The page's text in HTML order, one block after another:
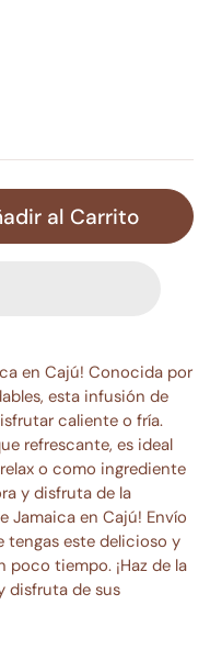
al Carrito
en Cajú! Conocida por
esta infusión de
caliente o fría.
refrescante, es ideal
o como ingrediente
y disfruta de la
Jamaica en Cajú! Envío
tengas este delicioso y
tiempo. ¡Haz de la
disfruta de sus